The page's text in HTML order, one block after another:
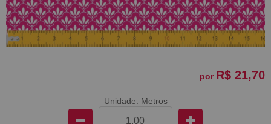
por R$ 21,70
Unidade: Metros